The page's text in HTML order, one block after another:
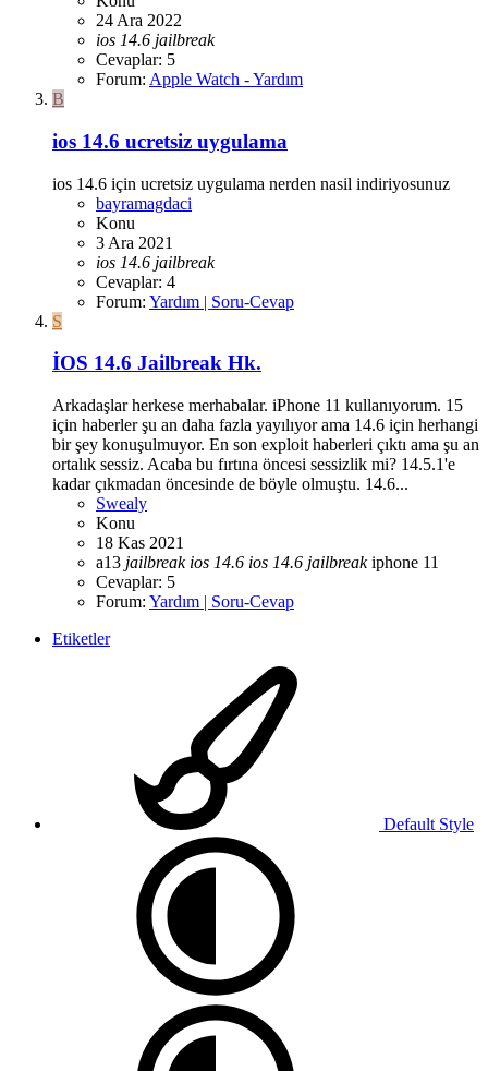
24 Ara 2022
ios 14.6 jailbreak
Cevaplar: 5
Forum: Apple Watch - Yardım
B
ios 14.6 ucretsiz uygulama
ios 14.6 için ucretsiz uygulama nerden nasil indiriyosunuz
bayramagdaci
Konu
3 Ara 2021
ios 14.6 jailbreak
Cevaplar: 4
Forum: Yardım | Soru-Cevap
S
İOS 14.6 Jailbreak Hk.
Arkadaşlar herkese merhabalar. iPhone 11 kullanıyorum. 15
için haberler şu an daha fazla yayılıyor ama 14.6 için herhangi
bir şey konuşulmuyor. En son exploit haberleri çıktı ama şu an
ortalık sessiz. Acaba bu fırtına öncesi sessizlik mi? 14.5.1'e
kadar çıkmadan öncesinde de böyle olmuştu. 14.6...
Swealy
Konu
18 Kas 2021
a13 jailbreak ios 14.6 ios 14.6 jailbreak iphone 11
Cevaplar: 5
Forum: Yardım | Soru-Cevap
Etiketler
Default Style